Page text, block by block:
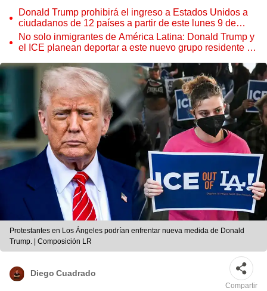
Donald Trump prohibirá el ingreso a Estados Unidos a
ciudadanos de 12 países a partir de este lunes 9 de
junio
No solo inmigrantes de América Latina: Donald Trump y
el ICE planean deportar a este nuevo grupo residente en
Protestantes en Los Ángeles podrían enfrentar nueva medida de Donald
Trump. | Composición LR
Diego Cuadrado
Compartir